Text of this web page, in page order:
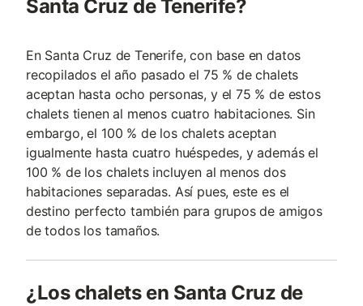
Santa Cruz de Tenerife?
En Santa Cruz de Tenerife, con base en datos
recopilados el año pasado el 75 % de chalets
aceptan hasta ocho personas, y el 75 % de estos
chalets tienen al menos cuatro habitaciones. Sin
embargo, el 100 % de los chalets aceptan
igualmente hasta cuatro huéspedes, y además el
100 % de los chalets incluyen al menos dos
habitaciones separadas. Así pues, este es el
destino perfecto también para grupos de amigos
de todos los tamaños.
¿Los chalets en Santa Cruz de